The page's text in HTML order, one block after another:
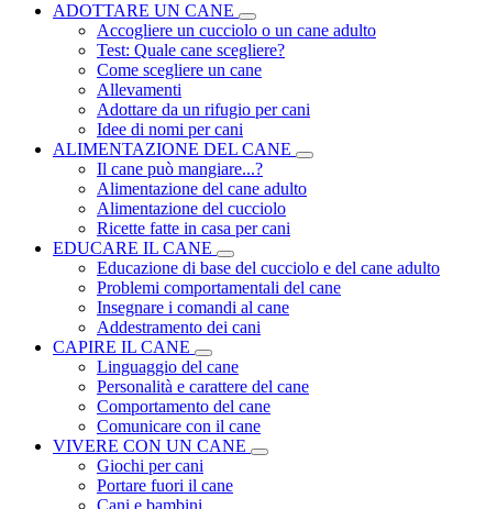
ADOTTARE UN CANE
Accogliere un cucciolo o un cane adulto
Test: Quale cane scegliere?
Come scegliere un cane
Allevamenti
Adottare da un rifugio per cani
Idee di nomi per cani
ALIMENTAZIONE DEL CANE
Il cane può mangiare...?
Alimentazione del cane adulto
Alimentazione del cucciolo
Ricette fatte in casa per cani
EDUCARE IL CANE
Educazione di base del cucciolo e del cane adulto
Problemi comportamentali del cane
Insegnare i comandi al cane
Addestramento dei cani
CAPIRE IL CANE
Linguaggio del cane
Personalità e carattere del cane
Comportamento del cane
Comunicare con il cane
VIVERE CON UN CANE
Giochi per cani
Portare fuori il cane
Cani e bambini